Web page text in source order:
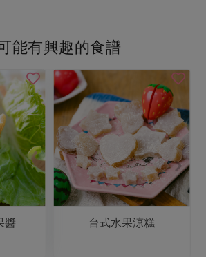
能有興趣的食譜
醬 台式水果涼糕